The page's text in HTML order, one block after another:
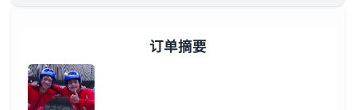
订单摘要